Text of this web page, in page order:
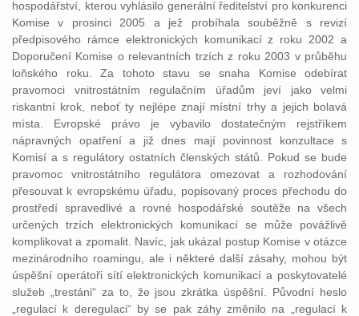
hospodářství, kterou vyhlásilo generální ředitelství pro konkurenci
Komise v prosinci 2005 a jež probíhala souběžně s revizí
předpisového rámce elektronických komunikací z roku 2002 a
Doporučení Komise o relevantních trzích z roku 2003 v průběhu
loňského roku. Za tohoto stavu se snaha Komise odebírat
pravomoci vnitrostátním regulačním úřadům jeví jako velmi
riskantní krok, neboť ty nejlépe znají místní trhy a jejich bolavá
místa. Evropské právo je vybavilo dostatečným rejstříkem
nápravných opatření a již dnes mají povinnost konzultace s
Komisí a s regulátory ostatních členských států. Pokud se bude
pravomoc vnitrostátního regulátora omezovat a rozhodování
přesouvat k evropskému úřadu, popisovaný proces přechodu do
prostředí spravedlivé a rovné hospodářské soutěže na všech
určených trzích elektronických komunikací se může povážlivě
komplikovat a zpomalit. Navíc, jak ukázal postup Komise v otázce
mezinárodního roamingu, ale i některé další zásahy, mohou být
úspěšní operátoři sítí elektronických komunikací a poskytovatelé
služeb „trestáni“ za to, že jsou zkrátka úspěšní. Původní heslo
„regulací k deregulaci“ by se pak záhy změnilo na „regulací k